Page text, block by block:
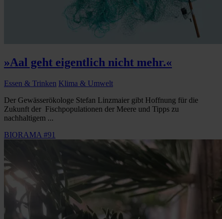
»Aal geht eigentlich nicht mehr.«
Essen & Trinken Klima & Umwelt
Der Gewässerökologe Stefan Linzmaier gibt Hoffnung für die
Zukunft der Fischpopulationen der Meere und Tipps zu
nachhaltigem ...
BIORAMA #91